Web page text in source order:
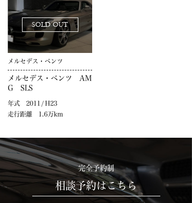
メルセデス・ベンツ
メルセデス・ベンツ AM
G SLS
年式 2011 /H23
走行距離
1.6万km
完全予約制
相談予約はこちら